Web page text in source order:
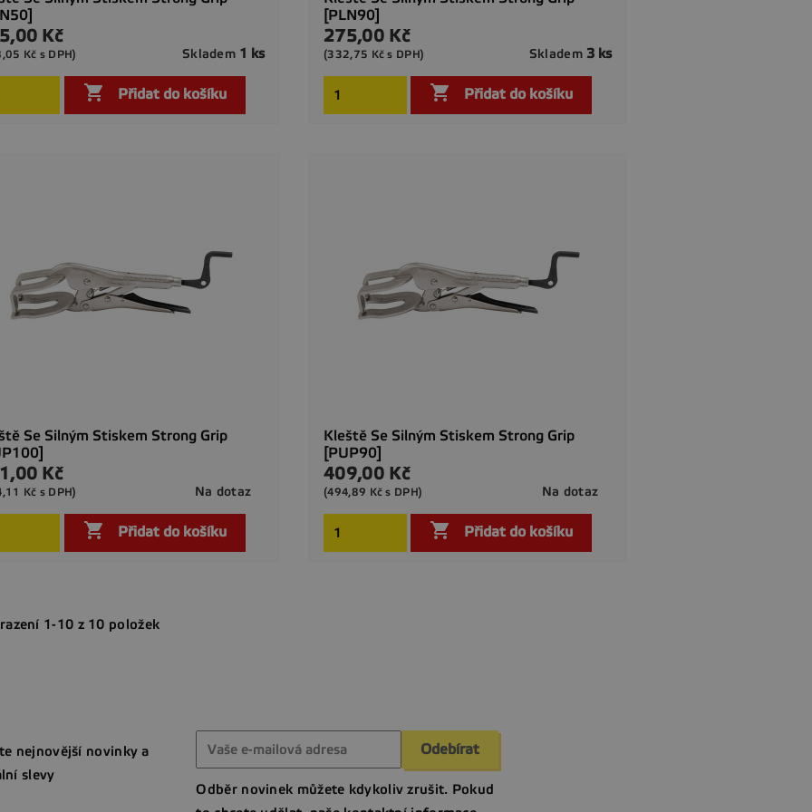
Kč
Skladem 1 ks
Kč s DPH)
 Přidat do košíku
Rychlý náhled
[PLN90]
Cena
275,00 Kč
Skladem 3 ks
(332,75 Kč s DPH)
 Přidat do košíku
Rychlý náhled
Se Silným Stiskem Strong Grip
Kč
Na dotaz
Kč s DPH)
 Přidat do košíku
Rychlý náhled
Kleště Se Silným Stiskem Strong Grip
[PUP90]
Cena
409,00 Kč
Na dotaz
(494,89 Kč s DPH)
 Přidat do košíku
Rychlý náhled
1-10 z 10 položek
nejnovější novinky a
slevy
Odběr novinek můžete kdykoliv zrušit. Pokud